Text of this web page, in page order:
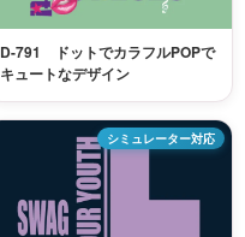
D-791 ドットでカラフルPOPで
キュートなデザイン
シミュレーター対応